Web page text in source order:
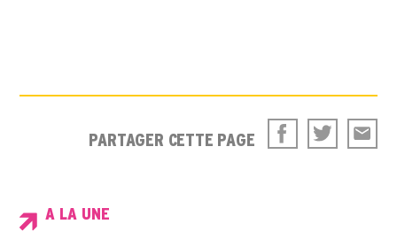
PARTAGER CETTE PAGE
A LA UNE